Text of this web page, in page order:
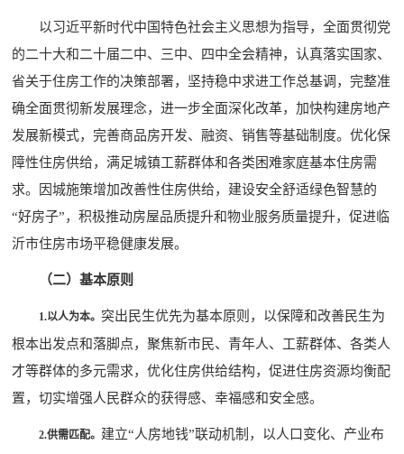
以习近平新时代中国特色社会主义思想为指导，全面贯彻党
的二十大和二十届二中、三中、四中全会精神，认真落实国家、
省关于住房工作的决策部署，坚持稳中求进工作总基调，完整准
确全面贯彻新发展理念，进一步全面深化改革，加快构建房地产
发展新模式，完善商品房开发、融资、销售等基础制度。优化保
障性住房供给，满足城镇工薪群体和各类困难家庭基本住房需
求。因城施策增加改善性住房供给，建设安全舒适绿色智慧的
“好房子”，积极推动房屋品质提升和物业服务质量提升，促进临
沂市住房市场平稳健康发展。
（二）基本原则
1.以人为本。突出民生优先为基本原则，以保障和改善民生为
根本出发点和落脚点，聚焦新市民、青年人、工薪群体、各类人
才等群体的多元需求，优化住房供给结构，促进住房资源均衡配
置，切实增强人民群众的获得感、幸福感和安全感。
2.供需匹配。 建立“人房地钱”联动机制，以人口变化、产业布